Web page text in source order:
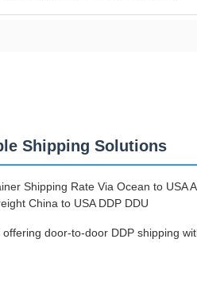
Shipping Solutions
Shipping Rate Via Ocean to USA
China to USA DDP DDU
door-to-door DDP shipping